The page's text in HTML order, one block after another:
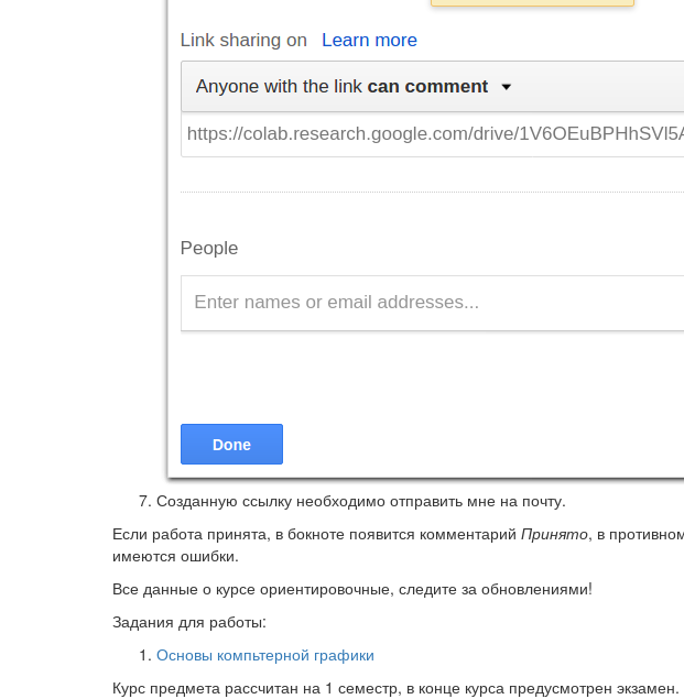
Созданную ссылку необходимо отправить мне на почту.
Если работа принята, в бокноте появится комментарий Принято, в
имеются ошибки.
Все данные о курсе ориентировочные, следите за обновлениями!
Задания для работы:
Основы компьтерной графики
Курс предмета рассчитан на 1 семестр, в конце курса предусмотрен экзамен.